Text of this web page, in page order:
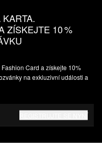
ZÍSKEJTE 10 %
Card a získejte 10%
na exkluzivní události a